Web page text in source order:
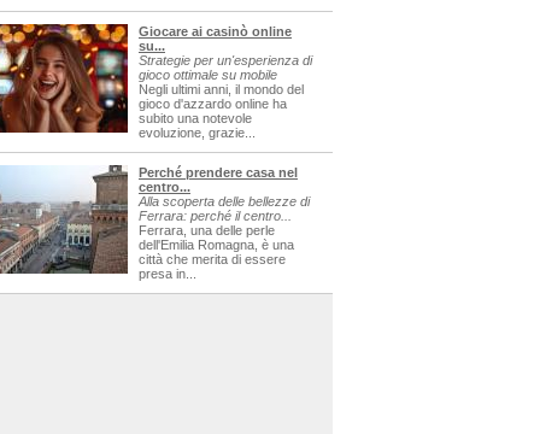
Giocare ai casinò online
su...
Strategie per un'esperienza di
gioco ottimale su mobile
Negli ultimi anni, il mondo del
gioco d'azzardo online ha
subito una notevole
evoluzione, grazie...
Perché prendere casa nel
centro...
Alla scoperta delle bellezze di
Ferrara: perché il centro...
Ferrara, una delle perle
dell'Emilia Romagna, è una
città che merita di essere
presa in...